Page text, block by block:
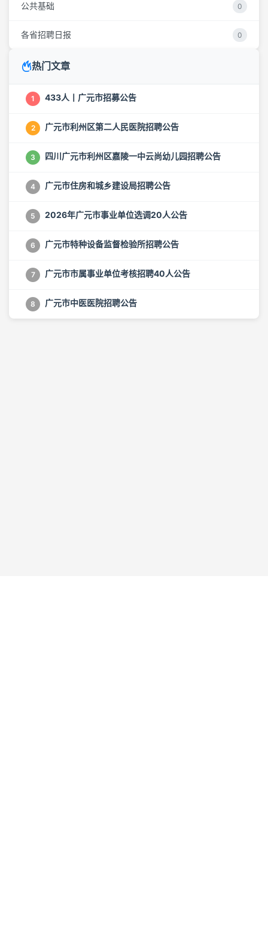
公共基础 0
各省招聘日报 0
热门文章
1 433人丨广元市招募公告
2 广元市利州区第二人民医院招聘公告
3 四川广元市利州区嘉陵一中云尚幼儿园招聘公告
4 广元市住房和城乡建设局招聘公告
5 2026年广元市事业单位选调20人公告
6 广元市特种设备监督检验所招聘公告
7 广元市市属事业单位考核招聘40人公告
8 广元市中医医院招聘公告